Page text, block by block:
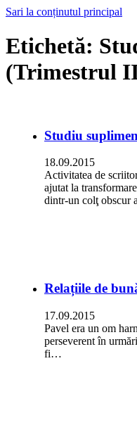
Sari la conținutul principal
Etichetă:
(Trimestrul
Studiu
18.09.2015
Activitatea de
ajutat la
dintr-un colţ obscur
Relațiile de
17.09.2015
Pavel era un om
perseverent în
fi…